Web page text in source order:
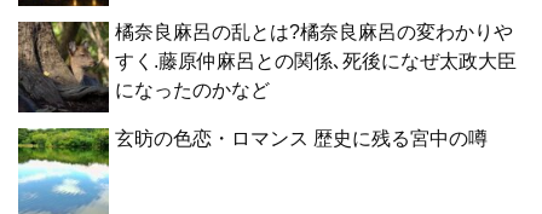
橘奈良麻呂の乱とは?橘奈良麻呂の変わかりや
すく.藤原仲麻呂との関係､死後になぜ太政大臣
になったのかなど
玄昉の色恋・ロマンス 歴史に残る宮中の噂